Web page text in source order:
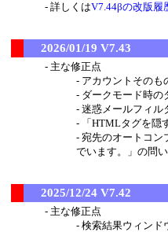
詳しくはV7.44βの改版履
2026/01/19 V7.43
主な修正点
アカウントそのも
ダークモード時の
迷惑メールフィル
「HTMLタグを
宛先のオートコン
でいます。」の問
2025/12/24 V7.42
主な修正点
検索結果ウィンド